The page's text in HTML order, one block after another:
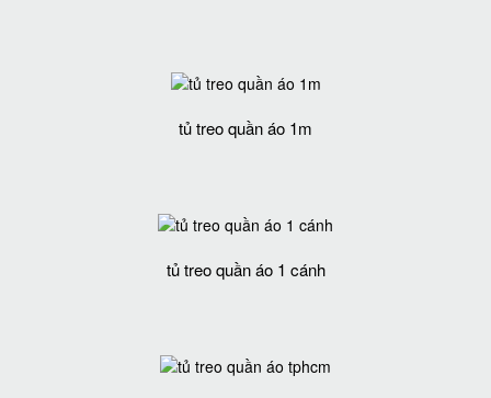
tủ treo quần áo 1m
tủ treo quần áo 1 cánh